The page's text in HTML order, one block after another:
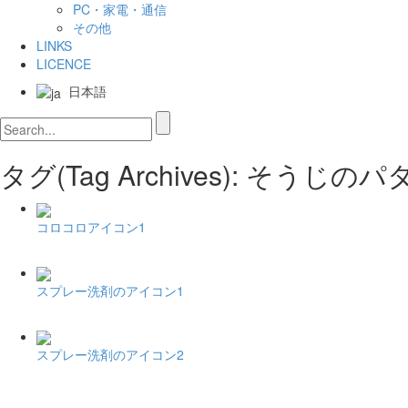
PC・家電・通信
その他
LINKS
LICENCE
日本語
タグ(Tag Archives): そうじのパ
コロコロアイコン1
スプレー洗剤のアイコン1
スプレー洗剤のアイコン2